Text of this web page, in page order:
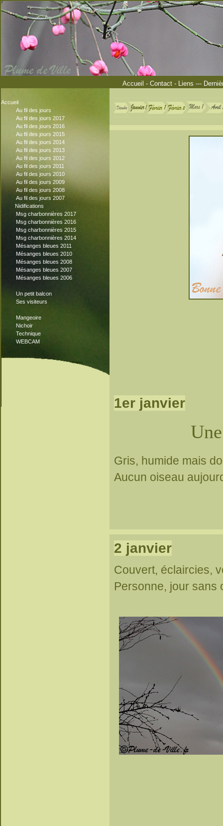
Accueil - Contact- Liens ---
Accueil
Au fil des jours
Au fil des jours 2017
Au fil des jours 2016
Au fil des jours 2015
Au fil des jours 2014
Au fil des jours 2013
Au fil des jours 2012
Au fil des jours 2011
Au fil des jours 2010
Au fil des jours 2009
Au fil des jours 2008
Au fil des jours 2007
Nidifications
Msg charbonnières 2017
Msg charbonnières 2016
Msg charbonnières 2015
Msg charbonnières 2014
Mésanges bleues 2011
Mésanges bleues 2010
Mésanges bleues 2008
Mésanges bleues 2007
Mésanges bleues 2006
Un petit balcon
Ses visiteurs
Mangeoire
Nichoir
Technique
WEBCAM
1er janvier
Gris, humide mais
Aucun oiseau
2 janvier
Couvert, éclaircies,
Personne, jour sans